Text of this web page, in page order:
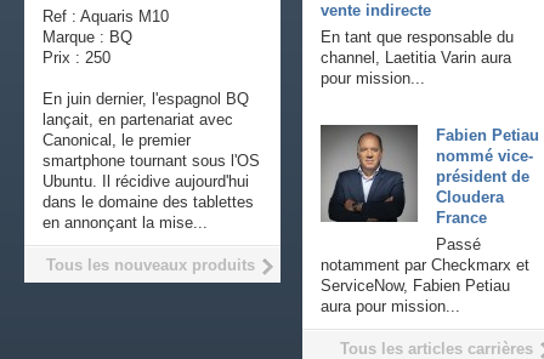
vente indirecte
En tant que responsable du
channel, Laetitia Varin aura
pour mission...
Fabien Petiau
nommé vice-
président de
Cloudera
France
Passé
notamment par Checkmarx et
ServiceNow, Fabien Petiau
aura pour mission...
Tous les articles carrières
Ref : Aquaris M10
Marque : BQ
Prix : 250
En juin dernier, l'espagnol BQ
lançait, en partenariat avec
Canonical, le premier
smartphone tournant sous l'OS
Ubuntu. Il récidive aujourd'hui
dans le domaine des tablettes
en annonçant la mise...
Tous les nouveaux produits